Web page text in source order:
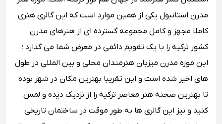
مدرن استانبول یکی از همین موارد است که این گالری هنری
کاملا مجهز و کامل مجموعه گسترده ای از هنرهای مدرن
کشور ترکیه را با یک تقویم دائمی در معرض شما می گذارد ؛
این موزه مدرن میزبان هنرمندان محلی و بین المللی در طول
های اخیر شده است و این تقریبا بهترین مکان در شهر بوده
تا بهترین صحنه هنر معاصر ترکیه را از نزدیک دیده و لمس
کنید و نیز این گالری ها به طور موقت در ساختمان تاریخی